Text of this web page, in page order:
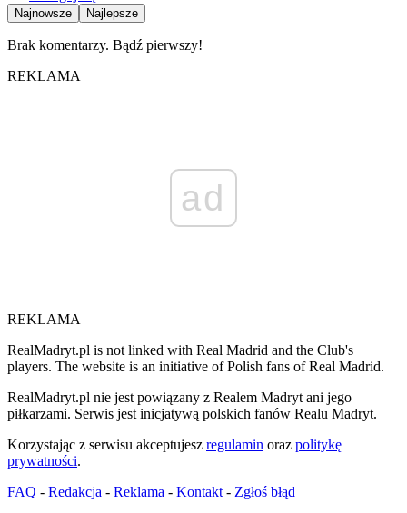
Najnowsze Najlepsze
Brak komentarzy. Bądź pierwszy!
REKLAMA
ad
REKLAMA
RealMadryt.pl is not linked with Real Madrid and the Club's
players. The website is an initiative of Polish fans of Real Madrid.
RealMadryt.pl nie jest powiązany z Realem Madryt ani jego
piłkarzami. Serwis jest inicjatywą polskich fanów Realu Madryt.
Korzystając z serwisu akceptujesz regulamin oraz politykę
prywatności.
FAQ - Redakcja - Reklama - Kontakt - Zgłoś błąd